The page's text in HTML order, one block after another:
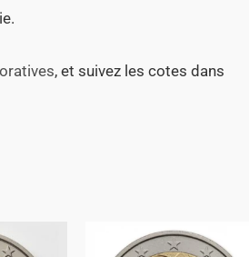
, et suivez les cotes dans